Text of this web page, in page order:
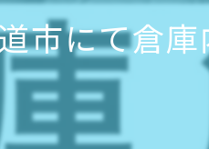
市にて倉